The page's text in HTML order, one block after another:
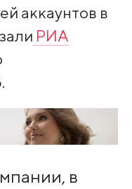
аккаунтов в
РИА
в